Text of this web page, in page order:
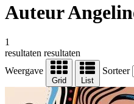
Auteur
1
resultaten resultaten
Weergave
Grid List
Sorteer